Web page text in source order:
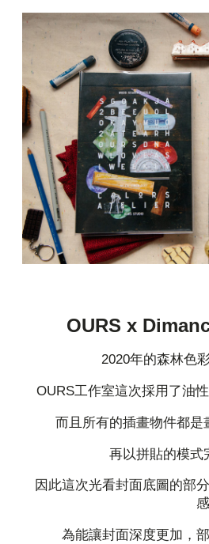
OURS x
2020年的森林色
OURS工作室這次採用了油
而且所有的插畫物件都
再以拼貼的模式
因此這次光看封面底圖的部
感
為能讓封面深度更加，